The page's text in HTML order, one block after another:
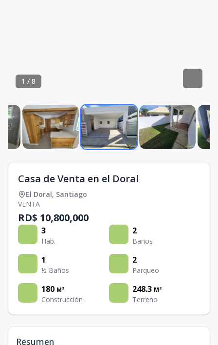
1 / 8
Casa de Venta en el Doral
El Doral, Santiago
VENTA
RD$ 10,800,000
3
Hab.
2
Baños
1
½ Baños
2
Parqueo
180 M²
Construcción
248.3 M²
Terreno
Resumen